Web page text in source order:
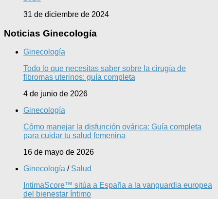
31 de diciembre de 2024
Noticias Ginecología
Ginecología
Todo lo que necesitas saber sobre la cirugía de
fibromas uterinos: guía completa
4 de junio de 2026
Ginecología
Cómo manejar la disfunción ovárica: Guía completa
para cuidar tu salud femenina
16 de mayo de 2026
Ginecología / Salud
IntimaScore™ sitúa a España a la vanguardia europea
del bienestar íntimo